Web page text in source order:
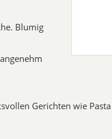
Blumig
Gerichten wie